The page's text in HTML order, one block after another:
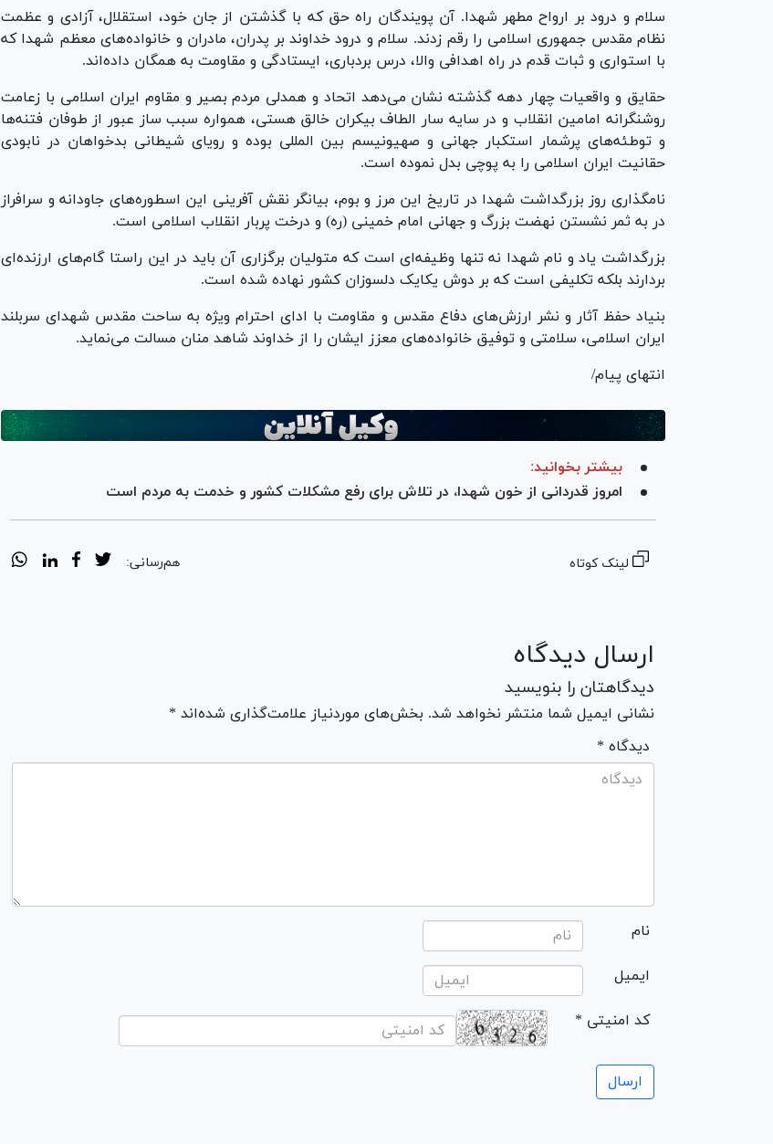
سلام و درود بر ارواح مطهر شهدا. آن پویندگان راه حق که با گذشتن از جان خود، استقلال، آزادی و عظمت
نظام مقدس جمهوری اسلامی را رقم زدند. سلام و درود خداوند بر پدران، مادران و خانواده‌های معظم شهدا که
با استواری و ثبات قدم در راه اهدافی والا، درس بردباری، ایستادگی و مقاومت به همگان داده‌اند.
حقایق و واقعیات چهار دهه گذشته نشان می‌دهد اتحاد و همدلی مردم بصیر و مقاوم ایران اسلامی با زعامت
روشنگرانه امامین انقلاب و در سایه سار الطاف بیکران خالق هستی، همواره سبب ساز عبور از طوفان فتنه‌ها
و توطئه‌های پرشمار استکبار جهانی و صهیونیسم بین المللی بوده و رویای شیطانی بدخواهان در نابودی
حقانیت ایران اسلامی را به پوچی بدل نموده است.
نامگذاری روز بزرگداشت شهدا در تاریخ این مرز و بوم، بیانگر نقش آفرینی این اسطوره‌های جاودانه و سرافراز
در به ثمر نشستن نهضت بزرگ و جهانی امام خمینی (ره) و درخت پربار انقلاب اسلامی است.
بزرگداشت یاد و نام شهدا نه تنها وظیفه‌ای است که متولیان برگزاری آن باید در این راستا گام‌های ارزنده‌ای
بردارند بلکه تکلیفی است که بر دوش یکایک دلسوزان کشور نهاده شده است.
بنیاد حفظ آثار و نشر ارزش‌های دفاع مقدس و مقاومت با ادای احترام ویژه به ساحت مقدس شهدای سربلند
ایران اسلامی، سلامتی و توفیق خانواده‌های معزز ایشان را از خداوند شاهد منان مسالت می‌نماید.
انتهای پیام/
بیشتر بخوانید:
امروز قدردانی از خون شهدا، در تلاش برای رفع مشکلات کشور و خدمت به مردم است
لینک کوتاه هم‌رسانی:
ارسال دیدگاه
دیدگاهتان را بنویسید
نشانی ایمیل شما منتشر نخواهد شد. بخش‌های موردنیاز علامت‌گذاری شده‌اند *
* دیدگاه
نام
ایمیل
* کد امنیتی